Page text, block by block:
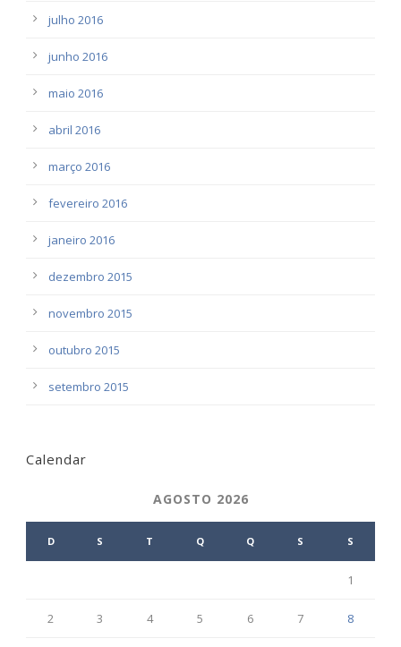
julho 2016
junho 2016
maio 2016
abril 2016
março 2016
fevereiro 2016
janeiro 2016
dezembro 2015
novembro 2015
outubro 2015
setembro 2015
Calendar
AGOSTO 2026
D S T Q Q S S
1
2 3 4 5 6 7 8